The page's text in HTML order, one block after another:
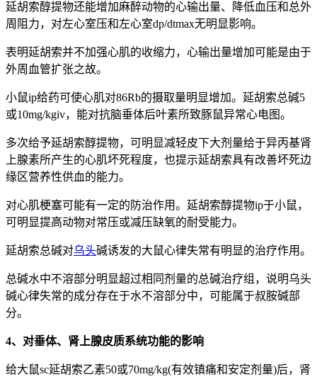
延胡索醇提物还能增加麻醉动物的心输出量、降低血压和总外
周阻力，对左心室压和左心室dp/dtmax无明显影响。
表明延胡索并不加强心肌的收缩力，心输出量增加可能是由于
外周血管扩张之故。
小鼠ip给药可使心肌对86Rb的摄取量明显增加。延胡索总碱5
或10mg/kgiv，能对抗脑垂体后叶素所致豚鼠异常心电图。
多次给予延胡索醇提物，可明显减轻皮下大剂量给于异丙基肾
上腺素所产生的心肌坏死程度，也提示延胡索具有改善坏死边
缘区营养性供血的能力。
对心肌梗塞可能有一定的防治作用。延胡索醇提物ip于小鼠，
可明显提高动物对常压或减压缺氧的耐受能力。
延胡索总碱对乌头碱诱发的大鼠心律失常有明显的治疗作用。
总碱水中不溶部分明显超过相同剂量的总碱治疗组，说明乌头
碱心律失常的成分存在于水不溶部分中，可能属于叔胺碱部
分。
4、对垂体、肾上腺皮质系统功能的影响
给大鼠sc延胡索乙素50或70mg/kg(有效镇痛和安定剂量)后，肾